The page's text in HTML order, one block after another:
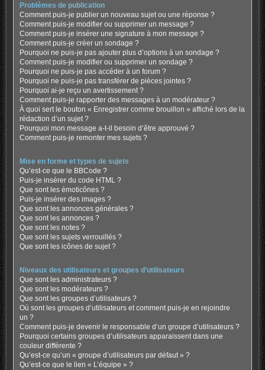
Problèmes de publication
Comment puis-je publier un nouveau sujet ou une réponse ?
Comment puis-je modifier ou supprimer un message ?
Comment puis-je insérer une signature à mon message ?
Comment puis-je créer un sondage ?
Pourquoi ne puis-je pas ajouter plus d’options à un sondage ?
Comment puis-je modifier ou supprimer un sondage ?
Pourquoi ne puis-je pas accéder à un forum ?
Pourquoi ne puis-je pas transférer de pièces jointes ?
Pourquoi ai-je reçu un avertissement ?
Comment puis-je rapporter des messages à un modérateur ?
À quoi sert le bouton « Enregistrer comme brouillon » affiché lors de la
rédaction d’un sujet ?
Pourquoi mon message a-t-il besoin d’être approuvé ?
Comment puis-je remonter mes sujets ?
Mise en forme et types de sujets
Qu’est-ce que le BBCode ?
Puis-je insérer du code HTML ?
Que sont les émoticônes ?
Puis-je insérer des images ?
Que sont les annonces générales ?
Que sont les annonces ?
Que sont les notes ?
Que sont les sujets verrouillés ?
Que sont les icônes de sujet ?
Niveaux des utilisateurs et groupes d’utilisateurs
Que sont les administrateurs ?
Que sont les modérateurs ?
Que sont les groupes d’utilisateurs ?
Où sont les groupes d’utilisateurs et comment puis-je en rejoindre
un ?
Comment puis-je devenir le responsable d’un groupe d’utilisateurs ?
Pourquoi certains groupes d’utilisateurs apparaissent dans une
couleur différente ?
Qu’est-ce qu’un « groupe d’utilisateurs par défaut » ?
Qu’est-ce que le lien « L’équipe » ?